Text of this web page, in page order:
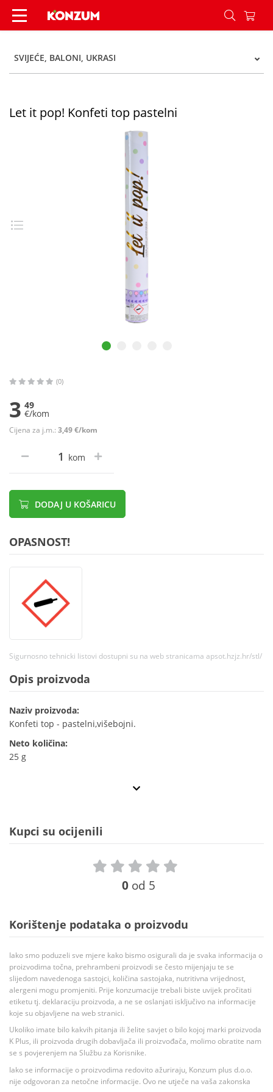
Let it pop! Konfeti top pastelni - Konzum
SVIJEĆE, BALONI, UKRASI
Let it pop! Konfeti top pastelni
(0)
3 49
€/kom
Cijena za j.m.: 3,49 €/kom
kom
DODAJ U KOŠARICU
OPASNOST!
Sigurnosno tehnicki listovi dostupni su na web stranicama apsot.hzjz.hr/stl/
Opis proizvoda
Naziv proizvoda:
Konfeti top - pastelni,višebojni.
Neto količina:
25 g
Kupci su ocijenili
0 od 5
Korištenje podataka o proizvodu
Iako smo poduzeli sve mjere kako bismo osigurali da je svaka informacija o
proizvodima točna, prehrambeni proizvodi se često mijenjaju te se
slijedom navedenoga sastojci, količina sastojaka, nutritivna vrijednost,
alergeni mogu promjeniti. Prije konzumacije trebali biste uvijek pročitati
etiketu tj. deklaraciju proizvoda, a ne se oslanjati isključivo na informacije
koje su objavljene na web stranici.
Ukoliko imate bilo kakvih pitanja ili želite savjet o bilo kojoj marki proizvoda
K Plus, ili proizvoda drugih dobavljača ili proizvođača, molimo obratite nam
se s povjerenjem na Službu za Korisnike.
Iako se informacije o proizvodima redovito ažuriraju, Konzum plus d.o.o.
nije odgovoran za netočne informacije. Ovo ne utječe na vaša zakonska